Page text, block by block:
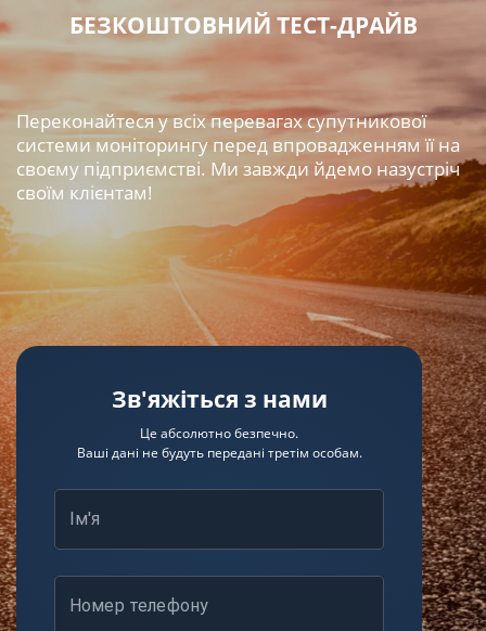
БЕЗКОШТОВНИЙ ТЕСТ-ДРАЙВ
Переконайтеся у всіх перевагах супутникової
системи моніторингу перед впровадженням її на
своєму підприємстві. Ми завжди йдемо назустріч
своїм клієнтам!
Зв'яжіться з нами
Це абсолютно безпечно.
Ваші дані не будуть передані третім особам.
Ім'я
Номер телефону